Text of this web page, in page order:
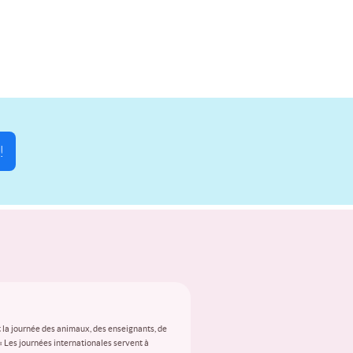
journée des animaux, des enseignants, de
Les journées internationales servent à